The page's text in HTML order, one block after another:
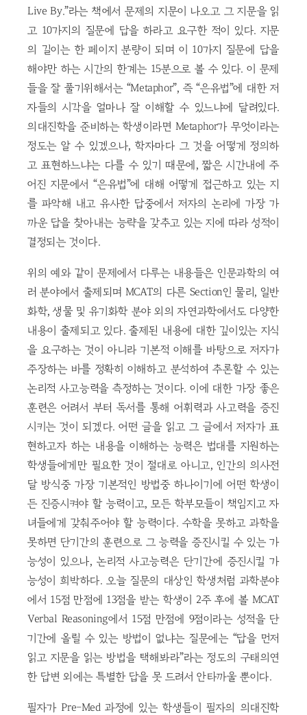
Live By.”라는 책에서 문제의 지문이 나오고 그 지문을 읽
고 10가지의 질문에 답을 하라고 요구한 적이 있다. 지문
의 길이는 한 페이지 분량이 되며 이 10가지 질문에 답을
해야만 하는 시간의 한계는 15분으로 볼 수 있다. 이 문제
들을 잘 풀기위해서는 “Metaphor”, 즉 “은유법”에 대한 저
자들의 시각을 얼마나 잘 이해할 수 있느냐에 달려있다.
의대진학을 준비하는 학생이라면 Metaphor가 무엇이라는
정도는 알 수 있겠으나, 학자마다 그 것을 어떻게 정의하
고 표현하느냐는 다를 수 있기 때문에, 짧은 시간내에 주
어진 지문에서 “은유법”에 대해 어떻게 접근하고 있는 지
를 파악해 내고 유사한 답중에서 저자의 논리에 가장 가
까운 답을 찾아내는 능략을 갖추고 있는 지에 따라 성적이
결정되는 것이다.
위의 예와 같이 문제에서 다루는 내용들은 인문과학의 여
러 분야에서 출제되며 MCAT의 다른 Section인 물리, 일반
화학, 생물 및 유기화학 분야 외의 자연과학에서도 다양한
내용이 출제되고 있다. 출제된 내용에 대한 깊이있는 지식
을 요구하는 것이 아니라 기본적 이해를 바탕으로 저자가
주장하는 바를 정확히 이해하고 분석하여 추론할 수 있는
논리적 사고능력을 측정하는 것이다. 이에 대한 가장 좋은
훈련은 어려서 부터 독서를 통해 어휘력과 사고력을 증진
시키는 것이 되겠다. 어떤 글을 읽고 그 글에서 저자가 표
현하고자 하는 내용을 이해하는 능력은 법대를 지원하는
학생들에게만 필요한 것이 절대로 아니고, 인간의 의사전
달 방식중 가장 기본적인 방법중 하나이기에 어떤 학생이
든 진증시켜야 할 능력이고, 모든 학부모들이 책임지고 자
녀들에게 갖춰주어야 할 능력이다. 수학을 못하고 과학을
못하면 단기간의 훈련으로 그 능력을 증진시킬 수 있는 가
능성이 있으나, 논리적 사고능력은 단기간에 증진시킬 가
능성이 희박하다. 오늘 질문의 대상인 학생처럼 과학분야
에서 15점 만점에 13점을 받는 학생이 2주 후에 볼 MCAT
Verbal Reasoning에서 15점 만점에 9점이라는 성적을 단
기간에 올릴 수 있는 방법이 없냐는 질문에는 “답을 먼저
읽고 지문을 읽는 방법을 택해봐라”라는 정도의 구태의연
한 답변 외에는 특별한 답을 못 드려서 안타까울 뿐이다.
필자가 Pre-Med 과정에 있는 학생들이 필자의 의대진학